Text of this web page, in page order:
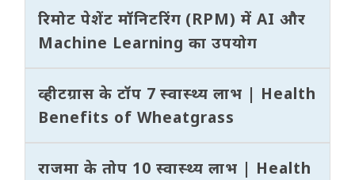
रिमोट पेशेंट मॉनिटरिंग (RPM) में AI और
Machine Learning का उपयोग
व्हीटग्रास के टॉप 7 स्वास्थ्य लाभ | Health
Benefits of Wheatgrass
राजमा के तोप 10 स्वास्थ्य लाभ | Health